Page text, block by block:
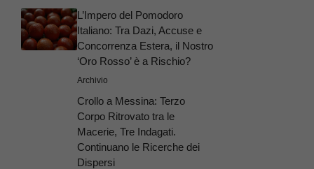
L’Impero del Pomodoro
Italiano: Tra Dazi, Accuse e
Concorrenza Estera, il Nostro
‘Oro Rosso’ è a Rischio?
Archivio
Crollo a Messina: Terzo
Corpo Ritrovato tra le
Macerie, Tre Indagati.
Continuano le Ricerche dei
Dispersi